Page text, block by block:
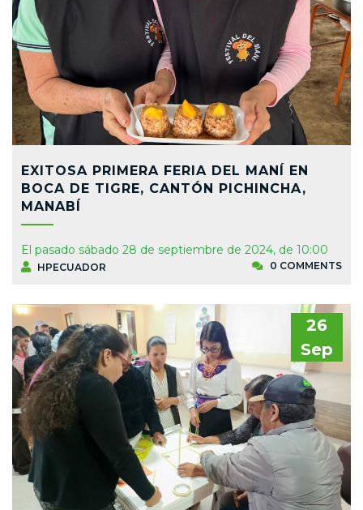
EXITOSA PRIMERA FERIA DEL MANÍ EN
BOCA DE TIGRE, CANTÓN PICHINCHA,
MANABÍ
El pasado sábado 28 de septiembre de 2024, de 10:00
HPECUADOR 0 COMMENTS
26
Sep